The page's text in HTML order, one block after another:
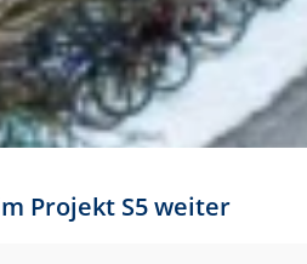
Projekt S5 weiter